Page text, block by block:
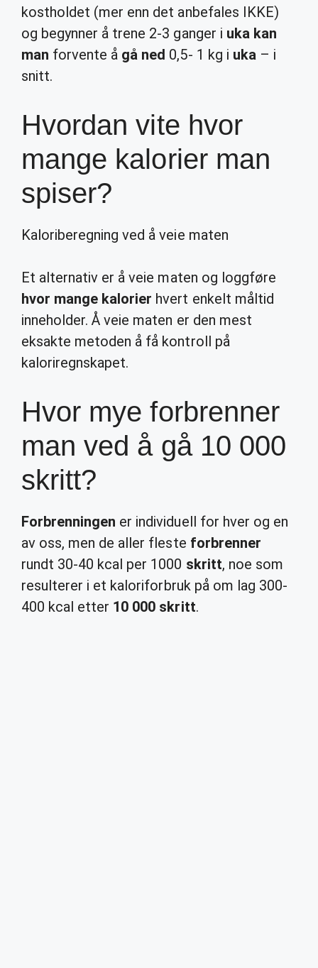
kostholdet (mer enn det anbefales IKKE)
og begynner å trene 2-3 ganger i uka kan
man forvente å gå ned 0,5- 1 kg i uka– i
snitt.
Hvordan vite hvor
mange kalorier man
spiser?
Kaloriberegning ved å veie maten
Et alternativ er å veie maten og loggføre
hvor mange kalorier hvert enkelt måltid
inneholder. Å veie maten er den mest
eksakte metoden å få kontroll på
kaloriregnskapet.
Hvor mye forbrenner
man ved å gå 10 000
skritt?
Forbrenningen er individuell for hver og en
av oss, men de aller fleste forbrenner
rundt 30-40 kcal per 1000 skritt, noe som
resulterer i et kaloriforbruk på om lag 300-
400 kcal etter 10 000 skritt.